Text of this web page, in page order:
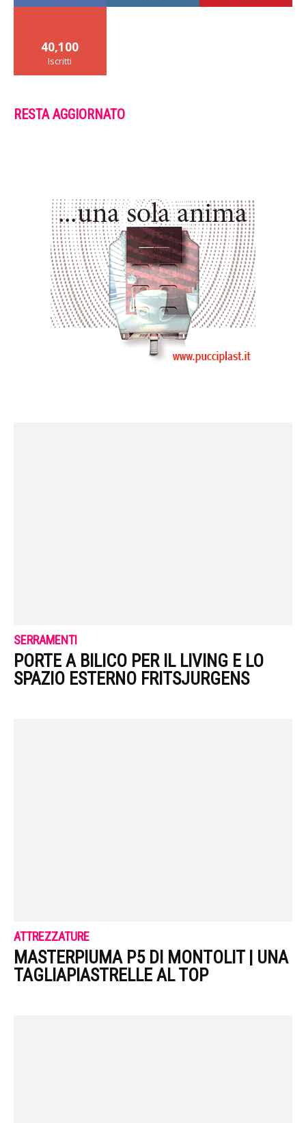
40,100
Iscritti
RESTA AGGIORNATO
SERRAMENTI
PORTE A BILICO PER IL LIVING E LO
SPAZIO ESTERNO FRITSJURGENS
ATTREZZATURE
MASTERPIUMA P5 DI MONTOLIT | UNA
TAGLIAPIASTRELLE AL TOP